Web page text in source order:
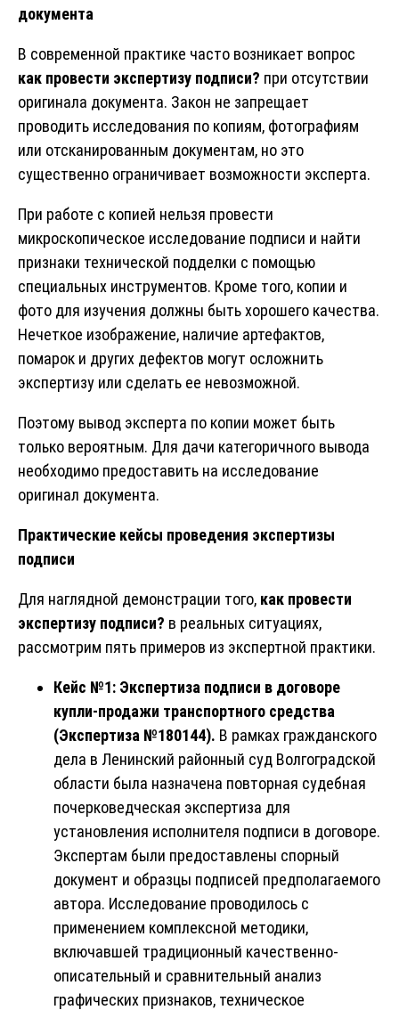
документа
В современной практике часто возникает вопрос
как провести экспертизу подписи? при отсутствии
оригинала документа. Закон не запрещает
проводить исследования по копиям, фотографиям
или отсканированным документам, но это
существенно ограничивает возможности эксперта.
При работе с копией нельзя провести
микроскопическое исследование подписи и найти
признаки технической подделки с помощью
специальных инструментов. Кроме того, копии и
фото для изучения должны быть хорошего качества.
Нечеткое изображение, наличие артефактов,
помарок и других дефектов могут осложнить
экспертизу или сделать ее невозможной.
Поэтому вывод эксперта по копии может быть
только вероятным. Для дачи категоричного вывода
необходимо предоставить на исследование
оригинал документа.
Практические кейсы проведения экспертизы
подписи
Для наглядной демонстрации того, как провести
экспертизу подписи? в реальных ситуациях,
рассмотрим пять примеров из экспертной практики.
Кейс №1: Экспертиза подписи в договоре
купли-продажи транспортного средства
(Экспертиза №180144). В рамках гражданского
дела в Ленинский районный суд Волгоградской
области была назначена повторная судебная
почерковедческая экспертиза для
установления исполнителя подписи в договоре.
Экспертам были предоставлены спорный
документ и образцы подписей предполагаемого
автора. Исследование проводилось с
применением комплексной методики,
включавшей традиционный качественно-
описательный и сравнительный анализ
графических признаков, техническое